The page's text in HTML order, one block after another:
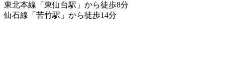
東北本線「東仙台駅」から徒歩8分
仙石線「苦竹駅」から徒歩14分